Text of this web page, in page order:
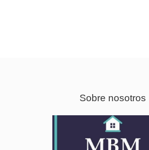
Sobre nosotros